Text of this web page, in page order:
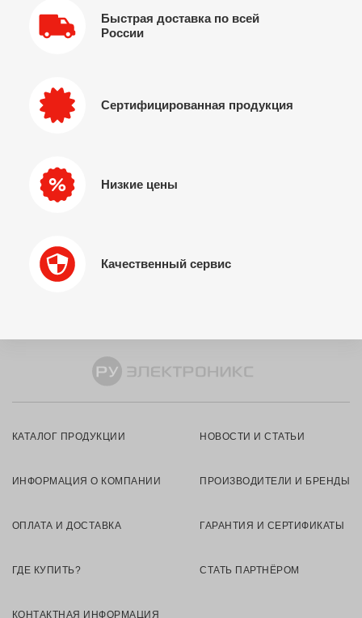
Быстрая доставка по всей
России
Сертифицированная продукция
Низкие цены
Качественный сервис
КАТАЛОГ ПРОДУКЦИИ НОВОСТИ И СТАТЬИ
ИНФОРМАЦИЯ О КОМПАНИИ ПРОИЗВОДИТЕЛИ И БРЕНДЫ
ОПЛАТА И ДОСТАВКА ГАРАНТИЯ И СЕРТИФИКАТЫ
ГДЕ КУПИТЬ? СТАТЬ ПАРТНЁРОМ
КОНТАКТНАЯ ИНФОРМАЦИЯ